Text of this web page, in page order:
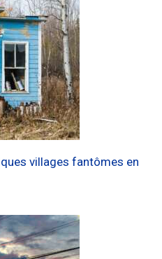
villages fantômes en